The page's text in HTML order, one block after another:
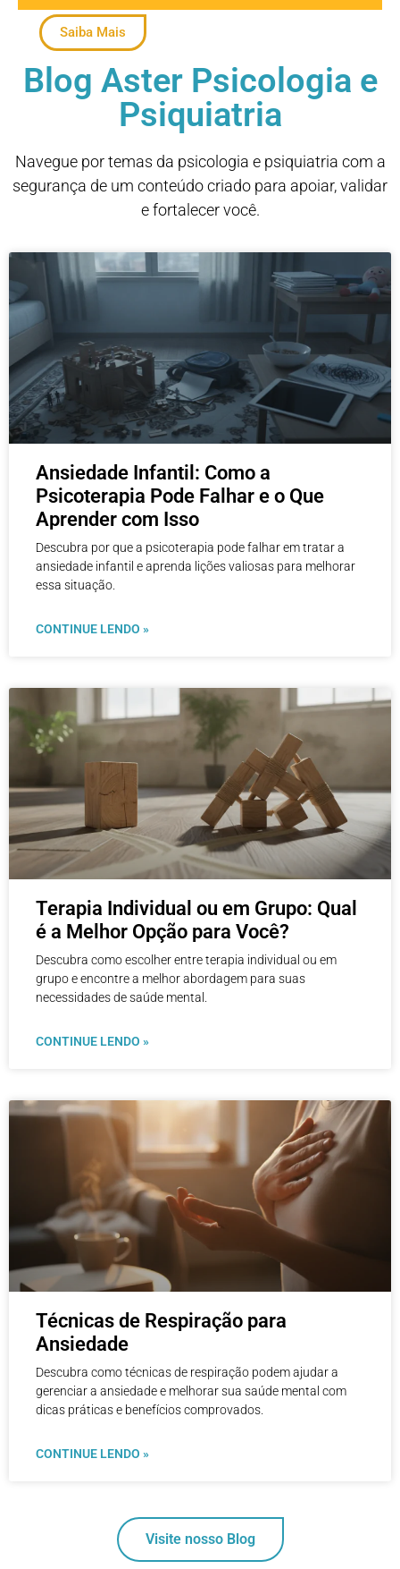
Saiba Mais
Blog Aster Psicologia e
Psiquiatria
Navegue por temas da psicologia e psiquiatria com a
segurança de um conteúdo criado para apoiar, validar
e fortalecer você.
Ansiedade Infantil: Como a
Psicoterapia Pode Falhar e o Que
Aprender com Isso
Descubra por que a psicoterapia pode falhar em tratar a
ansiedade infantil e aprenda lições valiosas para melhorar
essa situação.
CONTINUE LENDO »
Terapia Individual ou em Grupo: Qual
é a Melhor Opção para Você?
Descubra como escolher entre terapia individual ou em
grupo e encontre a melhor abordagem para suas
necessidades de saúde mental.
CONTINUE LENDO »
Técnicas de Respiração para
Ansiedade
Descubra como técnicas de respiração podem ajudar a
gerenciar a ansiedade e melhorar sua saúde mental com
dicas práticas e benefícios comprovados.
CONTINUE LENDO »
Visite nosso Blog